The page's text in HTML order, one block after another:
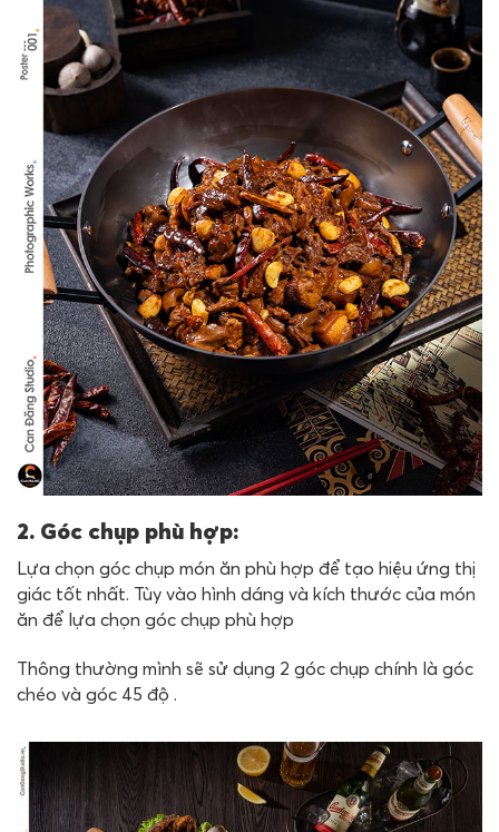
2. Góc chụp phù hợp:
Lựa chọn góc chụp món ăn phù hợp để tạo hiệu ứng thị
giác tốt nhất. Tùy vào hình dáng và kích thước của món
ăn để lựa chọn góc chụp phù hợp
Thông thường mình sẽ sử dụng 2 góc chụp chính là góc
chéo và góc 45 độ .